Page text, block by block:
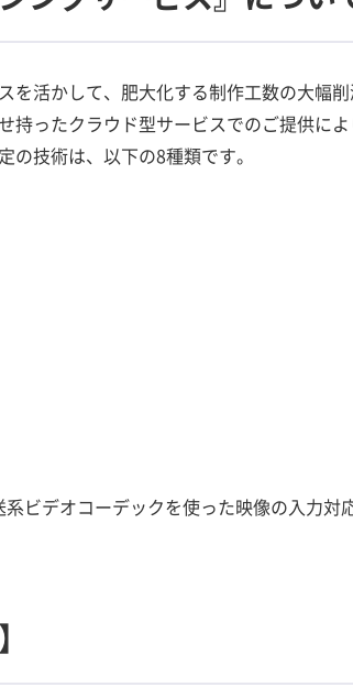
活かして、肥大化する制作工数の大幅
持ったクラウド型サービスでのご提供に
技術は、以下の8種類です。
ビデオコーデックを使った映像の入力対